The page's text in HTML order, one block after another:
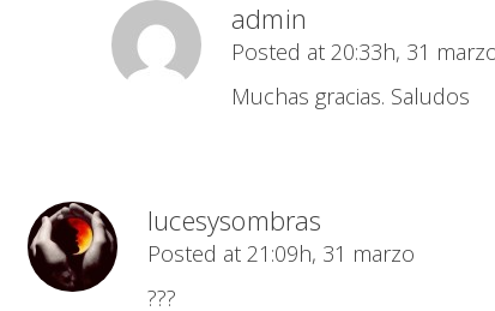
admin
Posted at 20:33h, 31
Muchas gracias. Saludos
lucesysombras
Posted at 21:09h, 31 marzo
???